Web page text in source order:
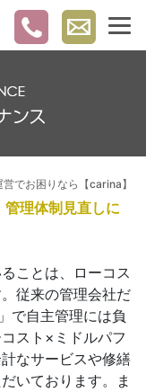
でお困りなら【carina】
理体制見直しに
ことは、ローコス
従来の管理会社だ
で自主管理には負
スト×ミドルパフ
なサービスや修繕
いております。ま